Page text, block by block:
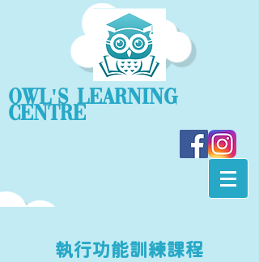
OWL'S Learning
Centre
執行功能訓練課程